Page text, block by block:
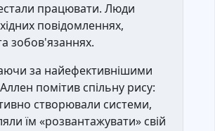
працювати. Люди
повідомленнях,
зобов'язаннях.
за найефективнішими
помітив спільну рису:
створювали системи,
їм «розвантажувати» свій